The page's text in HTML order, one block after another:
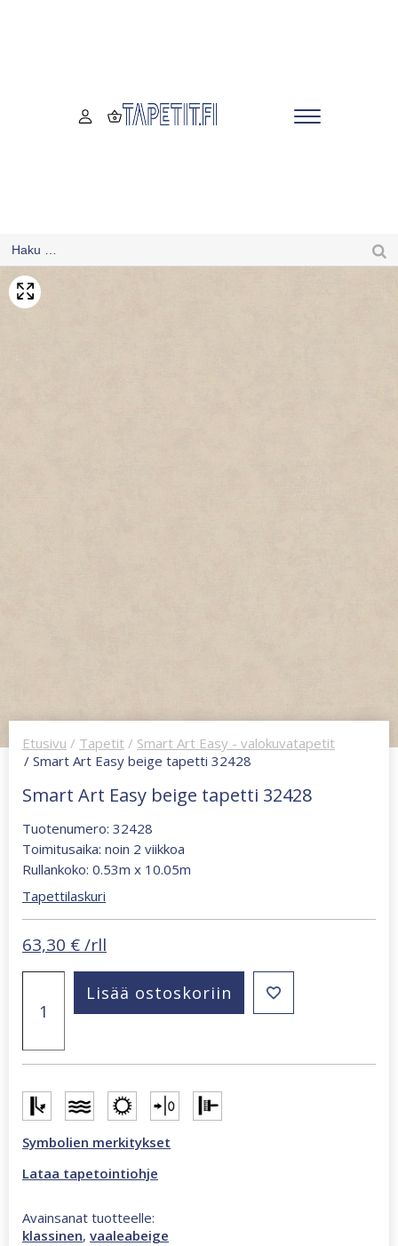
Etusivu / Tapetit / Smart Art Easy - valokuvatapetit
/ Smart Art Easy beige tapetti 32428
Smart Art Easy beige tapetti 32428
Tuotenumero: 32428
Toimitusaika: noin 2 viikkoa
Rullankoko: 0.53m x 10.05m
Tapettilaskuri
63,30 € /rll
Easy
tapetti
32428
Lisää ostoskoriin
Symbolien merkitykset
Lataa tapetointiohje
Avainsanat tuotteelle:
klassinen, vaaleabeige